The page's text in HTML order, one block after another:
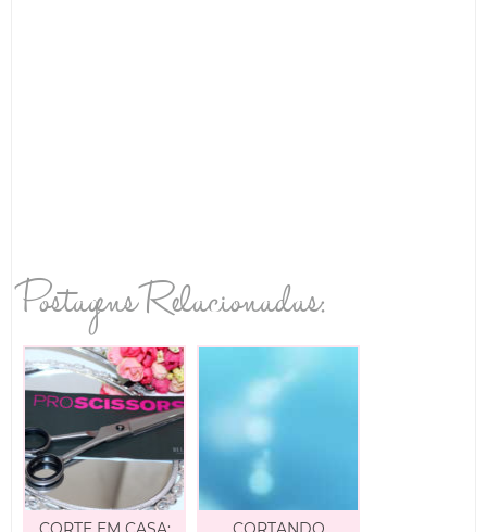
Postagens Relacionadas: